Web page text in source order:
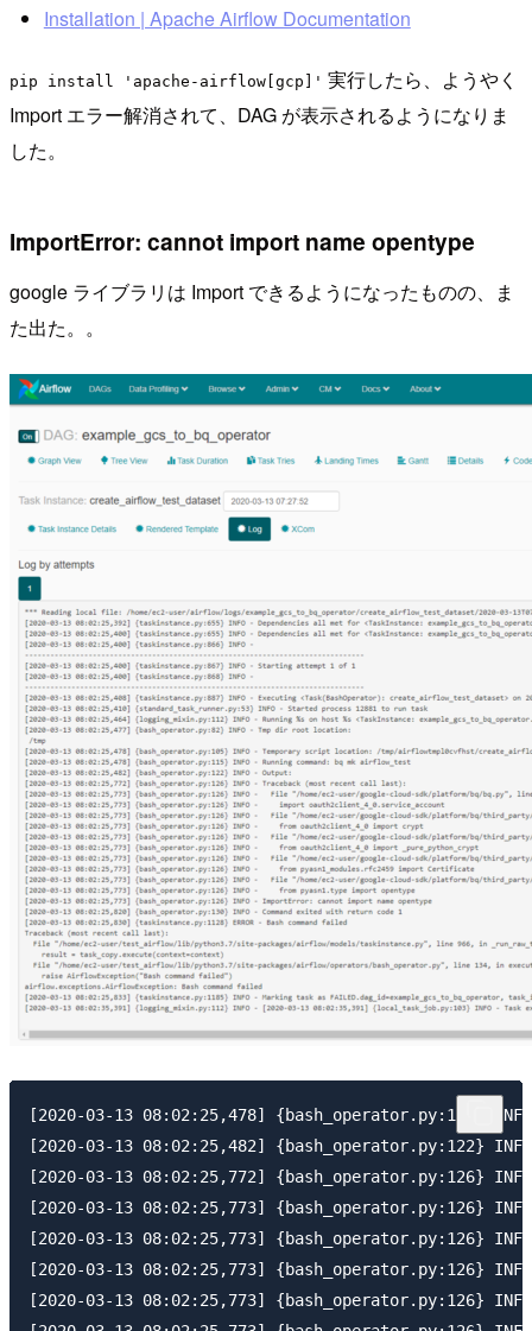
Installation | Apache Airflow Documentation
pip install 'apache-airflow[gcp]' 実行したら、ようやく
Import エラー解消されて、DAG が表示されるようになりま
した。
ImportError: cannot import name opentype
google ライブラリは Import できるようになったものの、ま
た出た。。
[2020-03-13 08:02:25,478] {bash_operator.py:115}
[2020-03-13 08:02:25,482] {bash_operator.py:122}
[2020-03-13 08:02:25,772] {bash_operator.py:126}
[2020-03-13 08:02:25,773] {bash_operator.py:126}
[2020-03-13 08:02:25,773] {bash_operator.py:126}
[2020-03-13 08:02:25,773] {bash_operator.py:126}
[2020-03-13 08:02:25,773] {bash_operator.py:126}